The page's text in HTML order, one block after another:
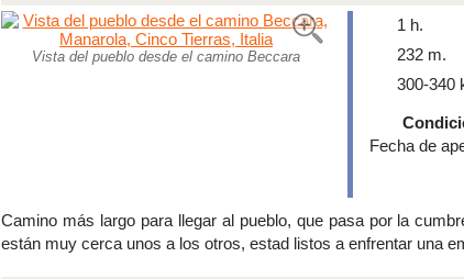
Vista del pueblo desde el camino Beccara
1 h.
232 m.
300-340
Fecha de
Camino más largo para llegar al pueblo, que pasa por la
están muy cerca unos a los otros, estad listos a enfrentar una